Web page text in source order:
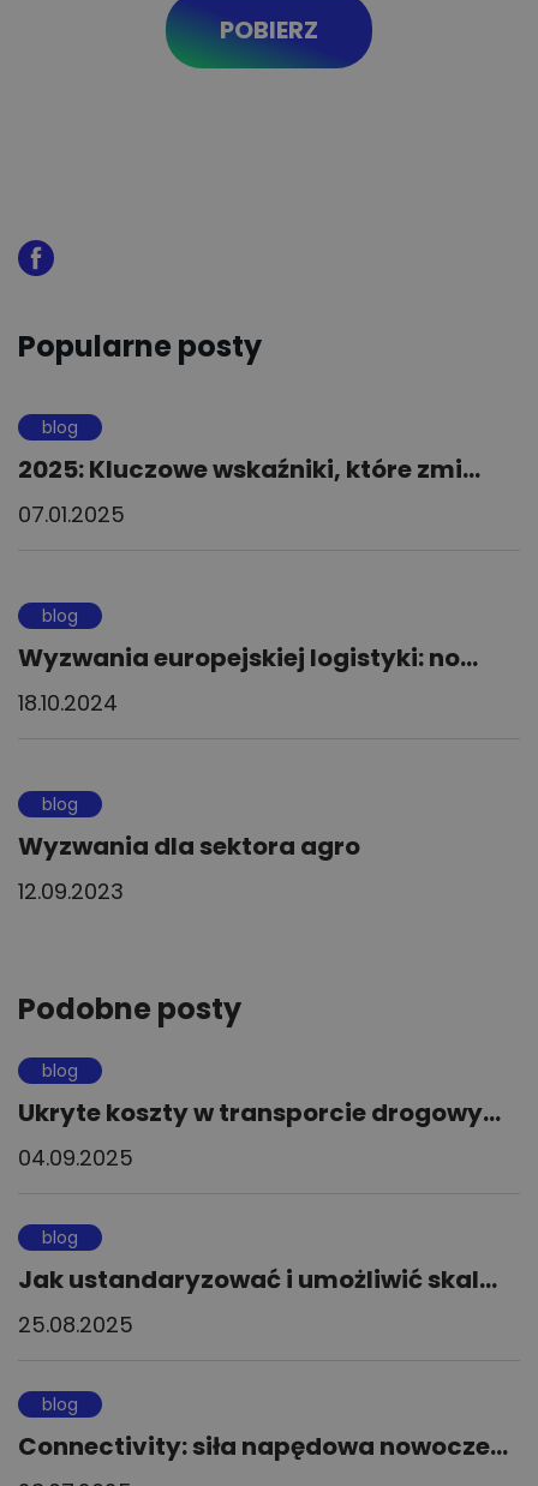
POBIERZ
Popularne posty
blog
2025: Kluczowe wskaźniki, które zmi...
07.01.2025
blog
Wyzwania europejskiej logistyki: no...
18.10.2024
blog
Wyzwania dla sektora agro
12.09.2023
Podobne posty
blog
Ukryte koszty w transporcie drogowy...
04.09.2025
blog
Jak ustandaryzować i umożliwić skal...
25.08.2025
blog
Connectivity: siła napędowa nowocze...